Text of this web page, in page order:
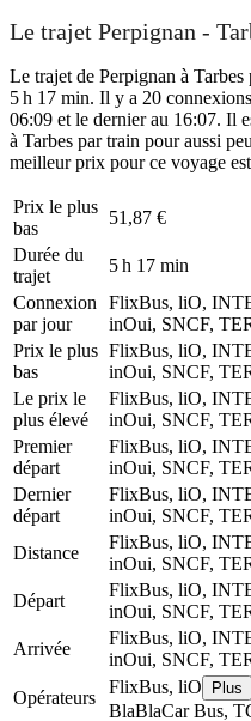
Le trajet Perpignan -
Le trajet de Perpignan à
5 h 17 min. Il y a 20
06:09 et le dernier au 16:07. Il
à Tarbes par train pour aussi
meilleur prix pour ce voyage
Prix ​​le plus
bas
51,87 €
Durée du
trajet
5 h 17 min
Connexion
par jour
FlixBus, liO,
inOui, SNCF,
Prix ​​le plus
bas
FlixBus, liO,
inOui, SNCF,
Le prix le
plus élevé
FlixBus, liO,
inOui, SNCF,
Premier
départ
FlixBus, liO,
inOui, SNCF,
Dernier
départ
FlixBus, liO,
inOui, SNCF,
Distance
FlixBus, liO,
inOui, SNCF,
Départ
FlixBus, liO,
inOui, SNCF,
Arrivée
FlixBus, liO,
inOui, SNCF,
Opérateurs
FlixBus, liO Plus
BlaBlaCar Bus,